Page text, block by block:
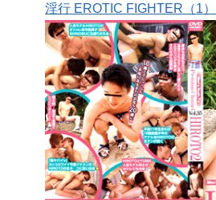
淫行 EROTIC FIGHTER（1）